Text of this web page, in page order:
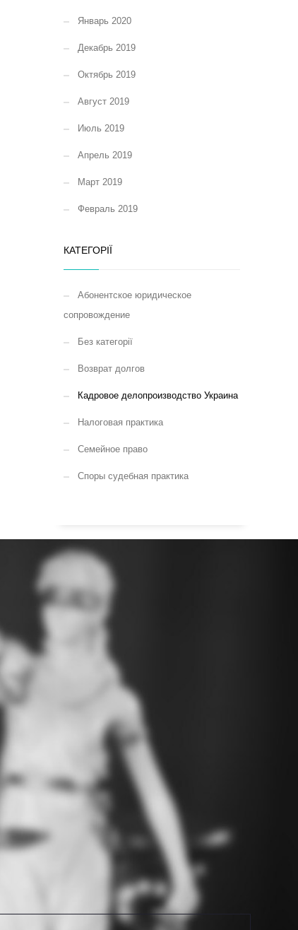
Январь 2020
Декабрь 2019
Октябрь 2019
Август 2019
Июль 2019
Апрель 2019
Март 2019
Февраль 2019
КАТЕГОРІЇ
Абонентское юридическое
сопровождение
Без категорії
Возврат долгов
Кадровое делопроизводство Украина
Налоговая практика
Семейное право
Споры судебная практика